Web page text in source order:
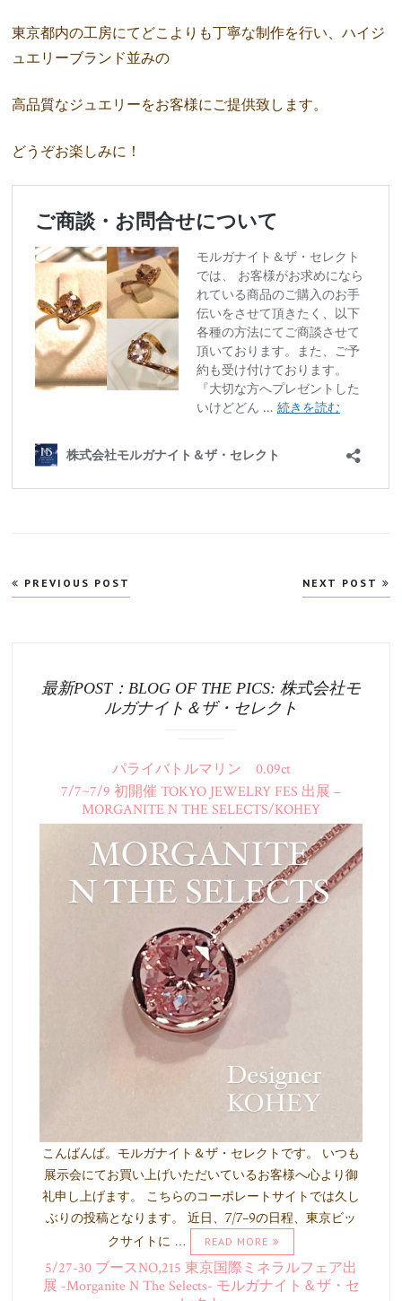
東京都内の工房にてどこよりも丁寧な制作を行い、ハイジ
ュエリーブランド並みの
高品質なジュエリーをお客様にご提供致します。
どうぞお楽しみに！
稿
ナ
PREVIOUS POST NEXT POST
最新POST：BLOG OF THE PICS: 株式会社モ
ルガナイト＆ザ・セレクト
パライバトルマリン 0.09ct
7/7~7/9 初開催 TOKYO JEWELRY FES 出展 –
MORGANITE N THE SELECTS/KOHEY
こんばんば。モルガナイト＆ザ・セレクトです。 いつも
展示会にてお買い上げいただいているお客様へ心より御
礼申し上げます。 こちらのコーポレートサイトでは久し
ぶりの投稿となります。 近日、7/7-9の日程、東京ビッ
クサイトに …
READ MORE
5/27-30 ブースNO,215 東京国際ミネラルフェア出
展 -Morganite N The Selects- モルガナイト＆ザ・セ